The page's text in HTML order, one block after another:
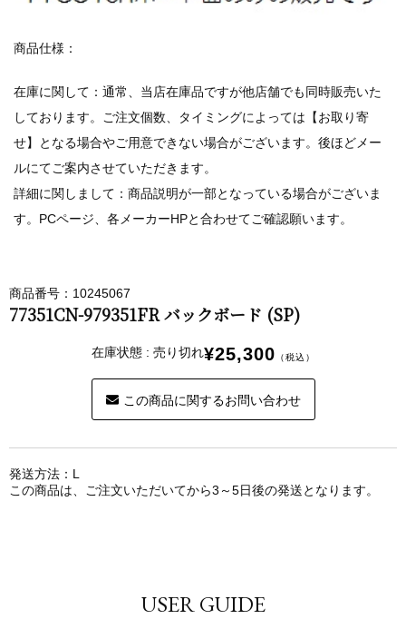
商品仕様：
在庫に関して：通常、当店在庫品ですが他店舗でも同時販売いた
しております。ご注文個数、タイミングによっては【お取り寄
せ】となる場合やご用意できない場合がございます。後ほどメー
ルにてご案内させていただきます。
詳細に関しまして：商品説明が一部となっている場合がございま
す。PCページ、各メーカーHPと合わせてご確認願います。
商品番号：10245067
77351CN-979351FR バックボード (SP)
在庫状態 : 売り切れ¥25,300 （税込）
この商品に関するお問い合わせ
発送方法：L
この商品は、ご注文いただいてから3～5日後の発送となります。
USER GUIDE